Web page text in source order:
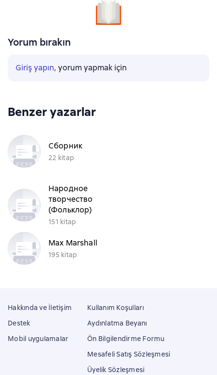
Yorum bırakın
Giriş yapın, yorum yapmak için
Benzer yazarlar
Сборник
22 kitap
Народное
творчество
(Фольклор)
151 kitap
Max Marshall
195 kitap
Hakkında ve İletişim
Destek
Mobil uygulamalar
Kullanım Koşulları
Aydınlatma Beyanı
Ön Bilgilendirme Formu
Mesafeli Satış Sözleşmesi
Üyelik Sözleşmesi